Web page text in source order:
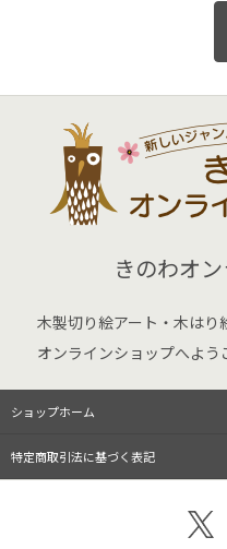
きのわオ
木製切り絵アート・木は
オンラインショップへよう
ショップホーム
特定商取引法に基づく表記